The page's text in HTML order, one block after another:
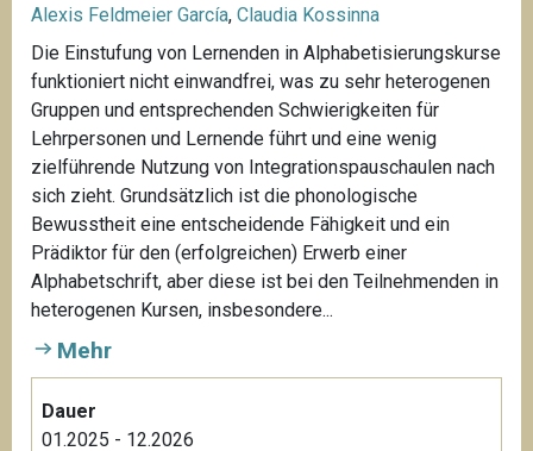
Alexis Feldmeier García, Claudia Kossinna
Die Einstufung von Lernenden in Alphabetisierungskurse
funktioniert nicht einwandfrei, was zu sehr heterogenen
Gruppen und entsprechenden Schwierigkeiten für
Lehrpersonen und Lernende führt und eine wenig
zielführende Nutzung von Integrationspauschaulen nach
sich zieht. Grundsätzlich ist die phonologische
Bewusstheit eine entscheidende Fähigkeit und ein
Prädiktor für den (erfolgreichen) Erwerb einer
Alphabetschrift, aber diese ist bei den Teilnehmenden in
heterogenen Kursen, insbesondere...
Mehr
Dauer
01.2025 - 12.2026